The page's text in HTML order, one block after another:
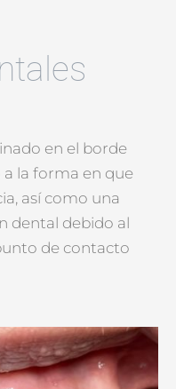
en el borde
a la forma en que
así como una
dental debido al
de contacto